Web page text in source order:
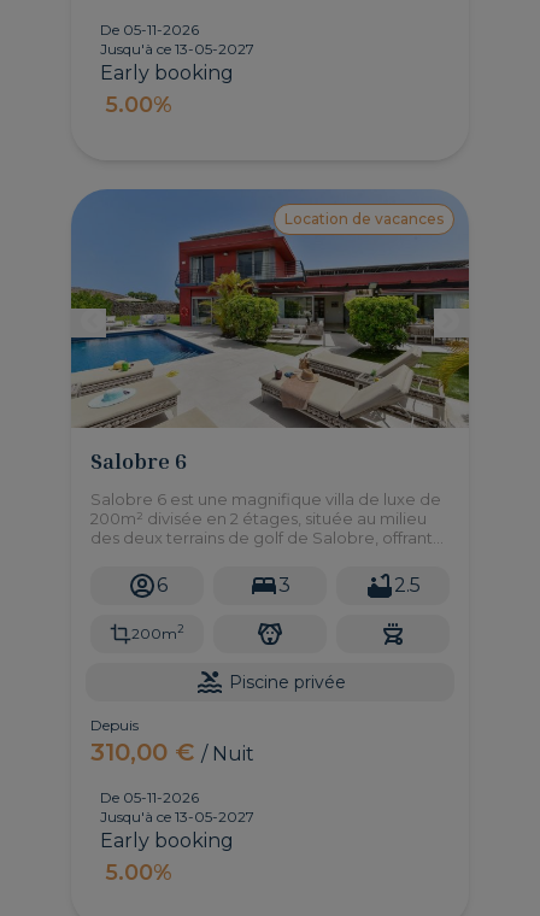
De 05-11-2026
Jusqu'à ce 13-05-2027
Early booking
5.00%
Location de vacances
Salobre 6
Salobre 6 est une magnifique villa de luxe de
200m² divisée en 2 étages, située au milieu
des deux terrains de golf de Salobre, offrant
parcours de golf.
6 3 2.5
200m2
Piscine privée
Depuis
310,00 €/ Nuit
De 05-11-2026
Jusqu'à ce 13-05-2027
Early booking
5.00%